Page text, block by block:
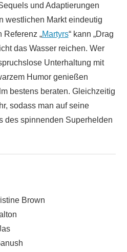
und Adaptierungen
westlichen Markt eindeutig
Referenz „Martyrs“ kann „Drag
das Wasser reichen. Wer
Unterhaltung mit
Humor genießen
bestens beraten. Gleichzeitig
sodass man auf seine
des spinnenden Superhelden
Brown